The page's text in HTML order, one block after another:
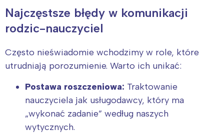
Najczęstsze błędy w komunikacji
rodzic-nauczyciel
Często nieświadomie wchodzimy w role, które
utrudniają porozumienie. Warto ich unikać:
Postawa roszczeniowa: Traktowanie
nauczyciela jak usługodawcy, który ma
„wykonać zadanie” według naszych
wytycznych.